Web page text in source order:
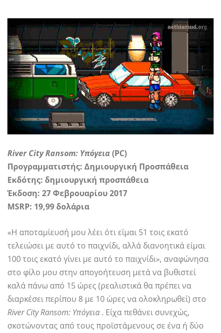
River City Ransom: Υπόγεια(PC)
Προγραμματιστής: Δημιουργική Προσπάθεια
Εκδότης: δημιουργική προσπάθεια
Έκδοση: 27 Φεβρουαρίου 2017
MSRP: 19,99 δολάρια
«Η αποταμίευσή μου λέει ότι είμαι 51 τοις εκατό
τελειώσει με αυτό το παιχνίδι, αλλά διανοητικά είμαι
100 τοις εκατό γίνει με αυτό το παιχνίδι», αναφώνησα
στο φίλο μου στην απογοήτευση μετά να βυθιστεί
καλά πάνω από 15 ώρες (ρεαλιστικά θα πρέπει να
διαρκέσει περίπου 8 με 10 ώρες να ολοκληρωθεί) στο
River City Ransom: Υπόγεια . Είχα πεθάνει συνεχώς,
σκοτώνοντας από τους προϊστάμενους σε ένα ή δύο